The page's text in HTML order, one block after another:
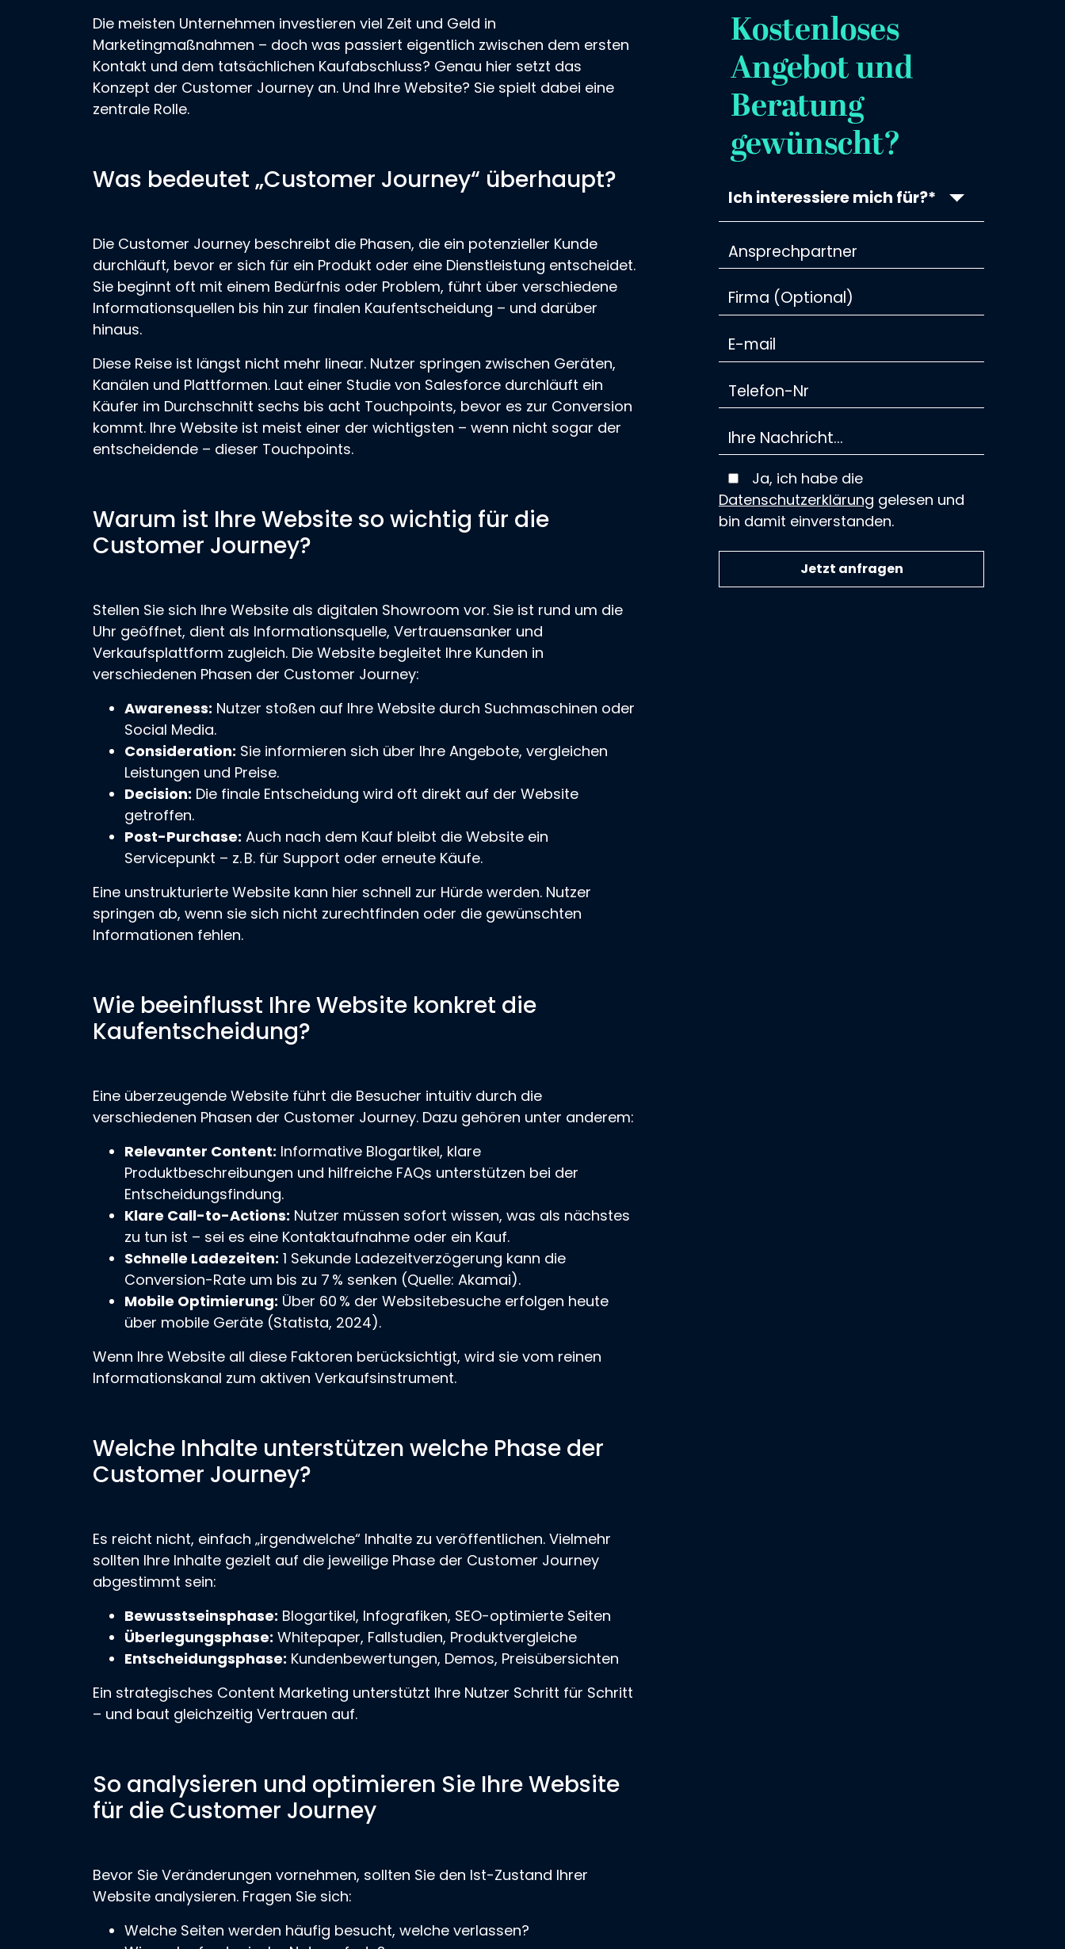
Die meisten Unternehmen investieren viel Zeit und Geld in
Marketingmaßnahmen – doch was passiert eigentlich zwischen dem ersten
Kontakt und dem tatsächlichen Kaufabschluss? Genau hier setzt das
Konzept der Customer Journey an. Und Ihre Website? Sie spielt dabei eine
zentrale Rolle.
Was bedeutet „Customer Journey“ überhaupt?
Die Customer Journey beschreibt die Phasen, die ein potenzieller Kunde
durchläuft, bevor er sich für ein Produkt oder eine Dienstleistung entscheidet.
Sie beginnt oft mit einem Bedürfnis oder Problem, führt über verschiedene
Informationsquellen bis hin zur finalen Kaufentscheidung – und darüber
hinaus.
Diese Reise ist längst nicht mehr linear. Nutzer springen zwischen Geräten,
Kanälen und Plattformen. Laut einer Studie von Salesforce durchläuft ein
Käufer im Durchschnitt sechs bis acht Touchpoints, bevor es zur Conversion
kommt. Ihre Website ist meist einer der wichtigsten – wenn nicht sogar der
entscheidende – dieser Touchpoints.
Warum ist Ihre Website so wichtig für die
Customer Journey?
Stellen Sie sich Ihre Website als digitalen Showroom vor. Sie ist rund um die
Uhr geöffnet, dient als Informationsquelle, Vertrauensanker und
Verkaufsplattform zugleich. Die Website begleitet Ihre Kunden in
verschiedenen Phasen der Customer Journey:
Awareness: Nutzer stoßen auf Ihre Website durch Suchmaschinen oder
Social Media.
Consideration: Sie informieren sich über Ihre Angebote, vergleichen
Leistungen und Preise.
Decision: Die finale Entscheidung wird oft direkt auf der Website
getroffen.
Post-Purchase: Auch nach dem Kauf bleibt die Website ein
Servicepunkt – z. B. für Support oder erneute Käufe.
Eine unstrukturierte Website kann hier schnell zur Hürde werden. Nutzer
springen ab, wenn sie sich nicht zurechtfinden oder die gewünschten
Informationen fehlen.
Wie beeinflusst Ihre Website konkret die
Kaufentscheidung?
Eine überzeugende Website führt die Besucher intuitiv durch die
verschiedenen Phasen der Customer Journey. Dazu gehören unter anderem:
Relevanter Content: Informative Blogartikel, klare
Produktbeschreibungen und hilfreiche FAQs unterstützen bei der
Entscheidungsfindung.
Klare Call-to-Actions: Nutzer müssen sofort wissen, was als nächstes
zu tun ist – sei es eine Kontaktaufnahme oder ein Kauf.
Schnelle Ladezeiten: 1 Sekunde Ladezeitverzögerung kann die
Conversion-Rate um bis zu 7 % senken (Quelle: Akamai).
Mobile Optimierung: Über 60 % der Websitebesuche erfolgen heute
über mobile Geräte (Statista, 2024).
Wenn Ihre Website all diese Faktoren berücksichtigt, wird sie vom reinen
Informationskanal zum aktiven Verkaufsinstrument.
Welche Inhalte unterstützen welche Phase der
Customer Journey?
Es reicht nicht, einfach „irgendwelche“ Inhalte zu veröffentlichen. Vielmehr
sollten Ihre Inhalte gezielt auf die jeweilige Phase der Customer Journey
abgestimmt sein:
Bewusstseinsphase: Blogartikel, Infografiken, SEO-optimierte Seiten
Überlegungsphase: Whitepaper, Fallstudien, Produktvergleiche
Entscheidungsphase: Kundenbewertungen, Demos, Preisübersichten
Ein strategisches Content Marketing unterstützt Ihre Nutzer Schritt für Schritt
– und baut gleichzeitig Vertrauen auf.
So analysieren und optimieren Sie Ihre Website
für die Customer Journey
Bevor Sie Veränderungen vornehmen, sollten Sie den Ist-Zustand Ihrer
Website analysieren. Fragen Sie sich:
Welche Seiten werden häufig besucht, welche verlassen?
Kostenloses
Angebot und
Beratung
gewünscht?
Ich interessiere mich für?*
Ja, ich habe die
Datenschutzerklärung gelesen und
bin damit einverstanden.